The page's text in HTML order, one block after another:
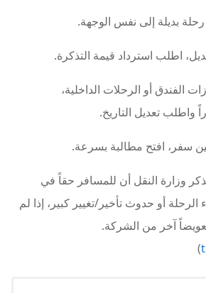
بديلة إلى نفس الوجهة.
اطلب استرداد قيمة التذكرة.
الفندق أو الرحلات الداخلية،
واطلب تعديل التاريخ.
سفر، افتح مطالبة بسرعة.
وزارة النقل أن للمسافر حقاً في
الرحلة أو حدوث تأخير/تغيير كبير، إذا لم
آخر من الشركة.
)